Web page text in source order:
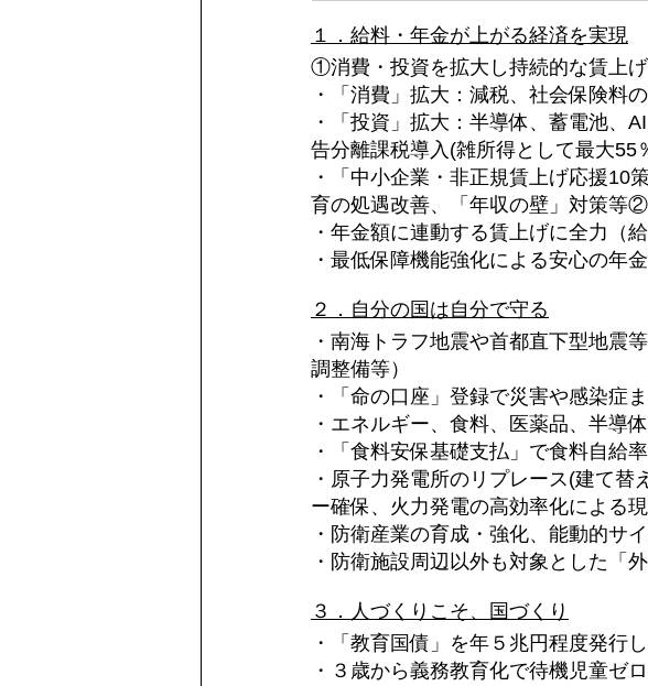
１．給料・年金が上がる経済を実現
①消費・投資を拡大し持続的な賃上
・「消費」拡大：減税、社会保険料
・「投資」拡大：半導体、蓄電池、
告分離課税導入(雑所得として最大
・「中小企業・非正規賃上げ応援10
育の処遇改善、「年収の壁」対策等
・年金額に連動する賃上げに全力（
・最低保障機能強化による安心の年
２．自分の国は自分で守る
・南海トラフ地震や首都直下型地震
調整備等）
・「命の口座」登録で災害や感染症
・エネルギー、食料、医薬品、半導
・「食料安保基礎支払」で食料自給
・原子力発電所のリプレース(建て
ー確保、火力発電の高効率化による
・防衛産業の育成・強化、能動的サ
・防衛施設周辺以外も対象とした「
３．人づくりこそ、国づくり
・「教育国債」を年５兆円程度発行
・３歳から義務教育化で待機児童ゼ